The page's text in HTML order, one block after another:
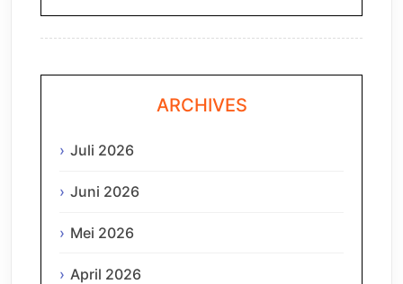
ARCHIVES
Juli 2026
Juni 2026
Mei 2026
April 2026